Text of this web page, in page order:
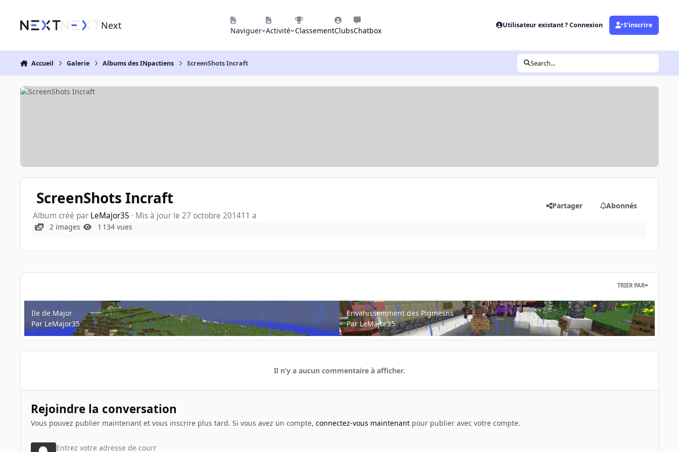
Next Naviguer Activité ClassementClubsChatbox
Utilisateur existant ? Connexion S’inscrire
Accueil Galerie Albums des INpactiens ScreenShots Incraft Search...
ScreenShots Incraft
Album créé par LeMajor35 · Mis à jour le 27 octobre 201411 a
Partager Abonnés
2 images 1 134 vues
TRIER PAR
Ile de Major
Ile de Major
Par LeMajor35
Envahissemment des Pigmesns
Envahissemment des Pigmesns
ParLeMajor35
Il n’y a aucun commentaire à afficher.
Rejoindre la conversation
Vous pouvez publier maintenant et vous inscrire plus tard. Si vous avez un compte, connectez-vous maintenantpour publier avec votre compte.